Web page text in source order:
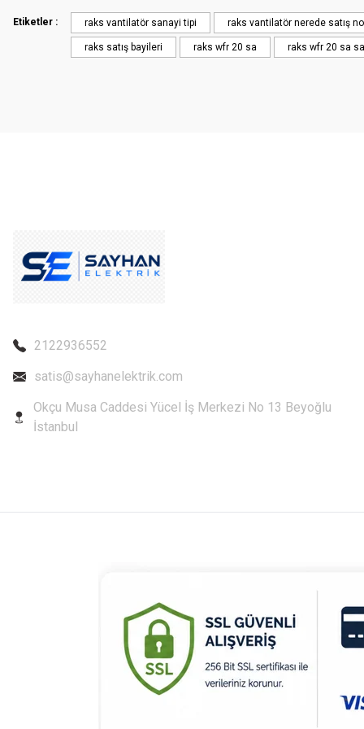
Ürün bilgilerinde hatalar bulunuyor.
Ürün fiyatı diğer sitelerden daha pahalı.
Etiketler : raks vantilatör sanayi tipi raks vantilatör nerede satış
raks satış bayileri raks wfr 20 sa raks wfr 20 sa
2122936552
satis@sayhanelektrik.com
Okçu Musa Caddesi Yücel İş Merkezi No 13 Beyoğlu
İstanbul